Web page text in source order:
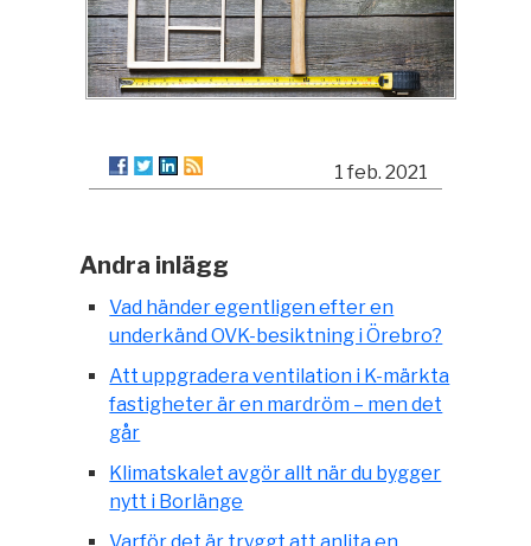
1 feb. 2021
Andra inlägg
Vad händer egentligen efter en
underkänd OVK-besiktning i Örebro?
Att uppgradera ventilation i K-märkta
fastigheter är en mardröm – men det
går
Klimatskalet avgör allt när du bygger
nytt i Borlänge